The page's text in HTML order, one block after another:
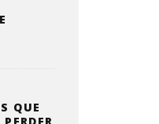
QUE